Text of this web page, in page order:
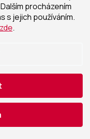
procházením
s jejich používáním.
zde.
Detail